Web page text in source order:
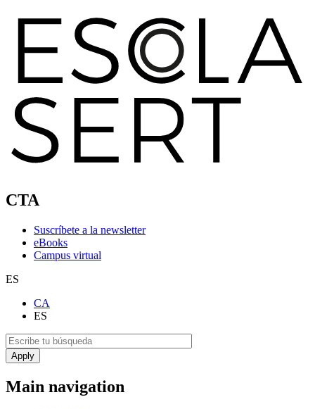
CTA
Suscríbete a la newsletter
eBooks
Campus virtual
ES
CA
ES
Main navigation